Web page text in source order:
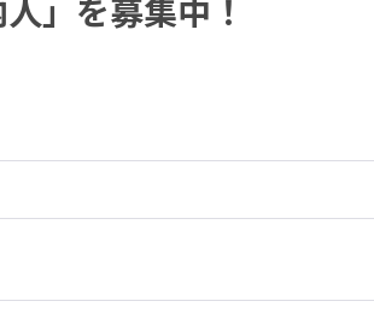
」を募集中！